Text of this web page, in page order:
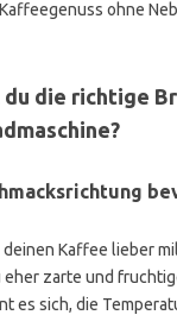
ohne
die richtige
Kaffee lieber
eher zarte und
es sich, die